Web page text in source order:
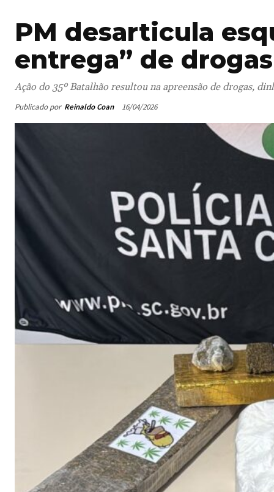
PM desarticula
entrega” de
Ação do 35º Batalhão resultou na apreensão de drogas,
Publicado por Reinaldo Coan 16/04/2026